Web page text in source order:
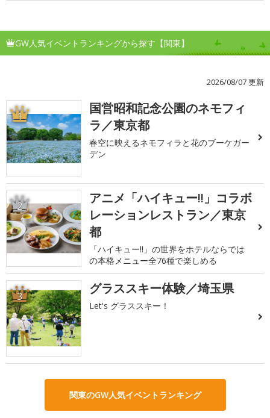
GW人気イベントランキングから探す【関東】
2026/08/07 更新
1
国営昭和記念公園のネモフィ
ラ／東京都
春空に映えるネモフィラと花のブーケガー
デン
2
アニメ「ハイキュー!!」コラボ
レーションレストラン／東京
都
「ハイキュー!!」の世界をホテルならでは
の本格メニュー全76種で楽しめる
3 グラススキー体験／埼玉県
Let's グラススキー！
関東のGW人気イベントランキング